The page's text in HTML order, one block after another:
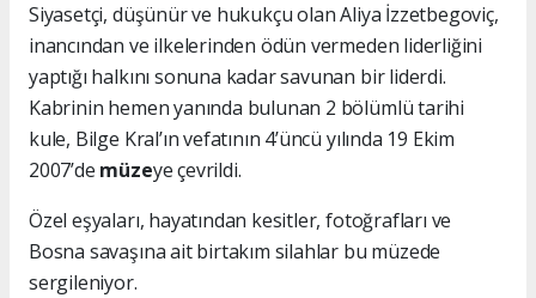
Siyasetçi, düşünür ve hukukçu olan Aliya İzzetbegoviç,
inancından ve ilkelerinden ödün vermeden liderliğini
yaptığı halkını sonuna kadar savunan bir liderdi.
Kabrinin hemen yanında bulunan 2 bölümlü tarihi
kule, Bilge Kral’ın vefatının 4’üncü yılında 19 Ekim
2007’de müzeye çevrildi.
Özel eşyaları, hayatından kesitler, fotoğrafları ve
Bosna savaşına ait birtakım silahlar bu müzede
sergileniyor.